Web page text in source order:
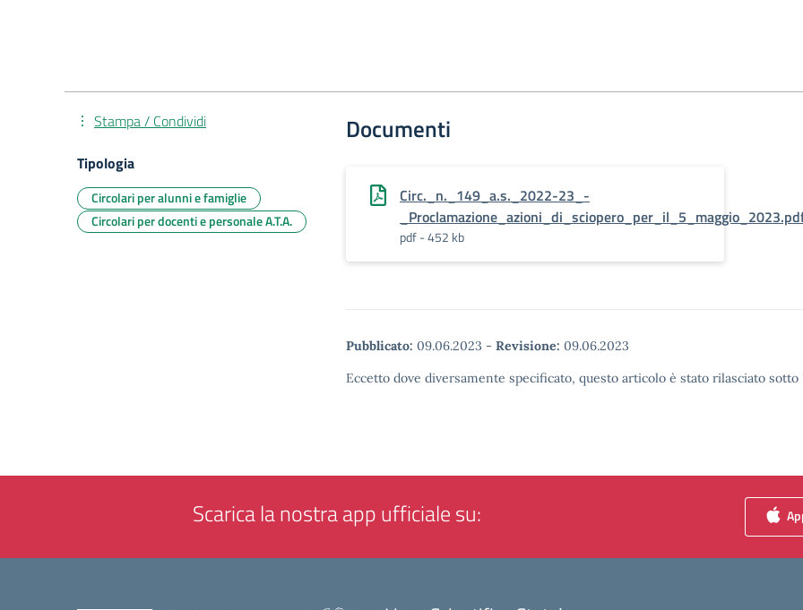
Documenti
Circ._n._149_a.s._2022-23_-
pdf - 452 kb
Pubblicato: 09.06.2023 - Revisione: 09.06.2023
Eccetto dove diversamente specificato, questo articolo è stato rilasciato
Stampa / Condividi
Tipologia
Circolari per alunni e famiglie
Circolari per docenti e personale A.T.A.
Scarica la nostra app ufficiale su: